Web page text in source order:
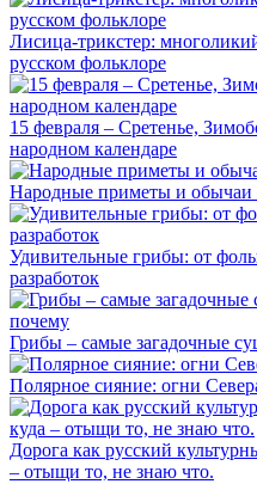
Лисица-трикстер:
русском фольклоре
15 февраля – Сретенье,
народном календаре
Народные приметы и обычаи
Удивительные грибы: от
разработок
Грибы – самые загадочные
Полярное сияние: огни
Дорога как русский
– отыщи то, не знаю что.